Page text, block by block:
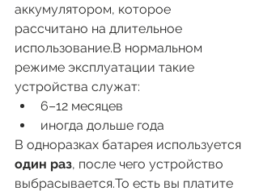
аккумулятором, которое
рассчитано на длительное
использование.В нормальном
режиме эксплуатации такие
устройства служат:
6–12 месяцев
иногда дольше года
В одноразках батарея используется
один раз, после чего устройство
выбрасывается.То есть вы платите